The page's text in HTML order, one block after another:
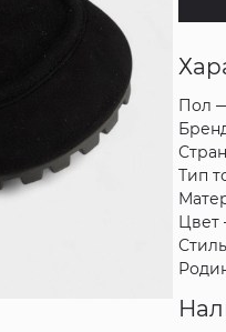
Пол
Тип